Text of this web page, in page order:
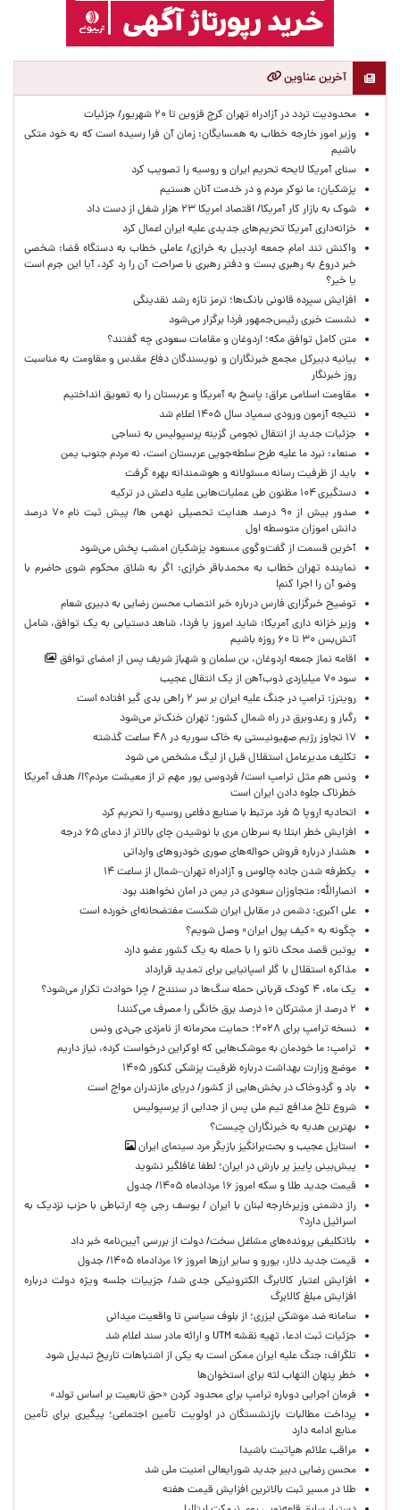
آخرین عناوین
محدودیت تردد در آزادراه تهران کرج قزوین تا ۲۰ شهریور/ جزئیات
وزیر امور خارجه خطاب به همسایگان: زمان آن فرا رسیده است که به خود متکی
باشیم
سنای آمریکا لایحه تحریم ایران و روسیه را تصویب کرد
پزشکیان: ما نوکر مردم و در خدمت آنان هستیم
شوک به بازار کار آمریکا/ اقتصاد امریکا ۲۳ هزار شغل از دست داد
خزانه‌داری آمریکا تحریم‌های جدیدی علیه ایران اعمال کرد
واکنش تند امام جمعه اردبیل به خرازی/ عاملی خطاب به دستگاه قضا: شخصی
خبر دروغ به رهبری بست و دفتر رهبری با صراحت آن را رد کرد، آیا این جرم است
یا خیر؟
افزایش سپرده قانونی بانک‌ها؛ ترمز تازه رشد نقدینگی
نشست خبری رئیس‌جمهور فردا برگزار می‌شود
متن کامل توافق مکه؛ اردوغان و مقامات سعودی چه گفتند؟
بیانیه دبیرکل مجمع خبرنگاران و نویسندگان دفاع مقدس و مقاومت به مناسبت
روز خبرنگار
مقاومت اسلامی عراق: پاسخ به آمریکا و عربستان را به تعویق انداختیم
نتیجه آزمون ورودی سمپاد سال ۱۴۰۵ اعلام شد
جزئیات جدید از انتقال نجومی گزینه پرسپولیس به نساجی
صنعاء: نبرد ما علیه طرح سلطه‌جویی عربستان است، نه مردم جنوب یمن
باید از ظرفیت رسانه مسئولانه و هوشمندانه بهره گرفت
دستگیری ۱۰۴ مظنون طی عملیات‌هایی علیه داعش در ترکیه
صدور بیش از ۹۰ درصد هدایت تحصیلی نهمی ها/ پیش ثبت نام ۷۰ درصد
دانش اموزان متوسطه اول
آخرین قسمت از گفت‌وگوی مسعود پزشکیان امشب پخش می‌شود
نماینده تهران خطاب به محمدباقر خرازی: اگر به شلاق محکوم شوی حاضرم با
وضو آن را اجرا کنم!
توضیح خبرگزاری فارس درباره خبر انتصاب محسن رضایی به دبیری شعام
وزیر خزانه داری آمریکا: شاید امروز یا فردا، شاهد دستیابی به یک توافق، شامل
آتش‌بس ۳۰ تا ۶۰ روزه باشیم
اقامه نماز جمعه اردوغان، بن ‌سلمان و شهباز شریف پس از امضای توافق
سود ۷۰ میلیاردی ذوب‌آهن از یک انتقال عجیب
رویترز: ترامپ در جنگ علیه ایران بر سر ۲ راهی بدی گیر افتاده است
رگبار و رعدوبرق در راه شمال کشور؛ تهران خنک‌تر می‌شود
۱۷ تجاوز رژیم صهیونیستی به خاک سوریه در ۴۸ ساعت گذشته
تکلیف مدیرعامل استقلال قبل از لیگ مشخص می شود
ونس هم مثل ترامپ است/ فردوسی پور مهم تر از معیشت مردم؟!/ هدف آمریکا
خطرناک جلوه دادن ایران است
اتحادیه اروپا ۵ فرد مرتبط با صنایع دفاعی روسیه را تحریم کرد
افزایش خطر ابتلا به سرطان مری با نوشیدن چای بالاتر از دمای ۶۵ درجه
هشدار درباره فروش حواله‌های صوری خودروهای وارداتی
یکطرفه شدن جاده چالوس و آزادراه تهران–شمال از ساعت ۱۴
انصارالله: متجاوزان سعودی در یمن در امان نخواهند بود
علی اکبری: دشمن در مقابل ایران شکست مفتضحانه‌ای خورده است
چگونه به «کیف پول ایران» وصل شویم؟
پوتین قصد محک ناتو را با حمله به یک کشور عضو دارد
مذاکره استقلال با گلر اسپانیایی برای تمدید قرارداد
یک ماه، ۴ کودک قربانی حمله سگ‌ها در سنندج / چرا حوادث تکرار می‌شود؟
۲ درصد از مشترکان ۱۰ درصد برق خانگی را مصرف می‌کنند!
نسخه ترامپ برای ۲۰۲۸؛ حمایت محرمانه از نامزدی جی‌دی ونس
ترامپ: ما خودمان به موشک‌هایی که اوکراین درخواست کرده، نیاز داریم
موضع وزارت بهداشت درباره ظرفیت پزشکی کنکور ۱۴۰۵
باد و گردوخاک در بخش‌هایی از کشور/ دریای مازندران مواج است
شروع تلخ مدافع تیم ملی پس از جدایی از پرسپولیس
بهترین هدیه به خبرنگاران چیست؟
استایل عجیب و بحث‌برانگیز بازیگر مرد سینمای ایران
پیش‌بینی پاییز پر بارش در ایران؛ لطفا غافلگیر نشوید
قیمت جدید طلا و سکه امروز ۱۶ مردادماه ۱۴۰۵/ جدول
راز دشمنی وزیرخارجه لبنان با ایران / یوسف رجی چه ارتباطی با حزب نزدیک به
اسرائیل دارد؟
بلاتکلیفی پرونده‌های مشاغل سخت/ دولت از بررسی آیین‌نامه خبر داد
قیمت جدید دلار، یورو و سایر ارزها امروز ۱۶ مردادماه ۱۴۰۵/ جدول
افزایش اعتبار کالابرگ الکترونیکی جدی شد/ جزییات جلسه ویژه دولت درباره
افزایش مبلغ کالابرگ
سامانه ضد موشکی لیزری؛ از بلوف سیاسی تا واقعیت میدانی
جزئیات ثبت ادعا، تهیه نقشه UTM و ارائه مادر سند اعلام شد
تلگراف: جنگ علیه ایران ممکن است به یکی از اشتباهات تاریخ تبدیل شود
خطر پنهان التهاب لثه برای استخوان‌ها
فرمان اجرایی دوباره ترامپ برای محدود کردن «حق تابعیت بر اساس تولد»
پرداخت مطالبات بازنشستگان در اولویت تأمین اجتماعی؛ پیگیری برای تأمین
منابع ادامه دارد
مراقب علائم هپاتیت باشید!
محسن رضایی دبیر جدید شورایعالی امنیت ملی شد
طلا در مسیر ثبت بالاترین افزایش قیمت هفته